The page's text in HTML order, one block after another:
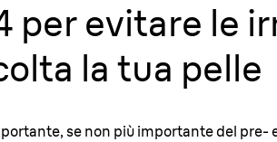
per evitare le
la tua pelle
se non più importante del pre-